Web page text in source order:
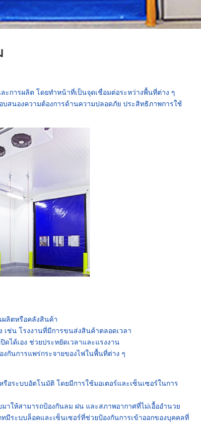
การผลิต โดยทำหน้าที่เป็นจุดเชื่อมต่อระหว่างพื้นที่ต่าง ๆ
บสนองความต้องการด้านความปลอดภัย ประสิทธิภาพการใช้
ผลิตหรือคลังสินค้า
เช่น โรงงานที่มีการขนส่งสินค้าตลอดเวลา
ได้เอง ช่วยประหยัดเวลาและแรงงาน
กันการแพร่กระจายของไฟในพื้นที่ต่าง ๆ
รือระบบอัตโนมัติ โดยมีการใช้มอเตอร์และเซ็นเซอร์ในการ
าให้สามารถป้องกันลม ฝน และสภาพอากาศที่ไม่เอื้ออำนวย
มีระบบล็อคและเซ็นเซอร์ที่ช่วยป้องกันการเข้าออกของบุคคลที่